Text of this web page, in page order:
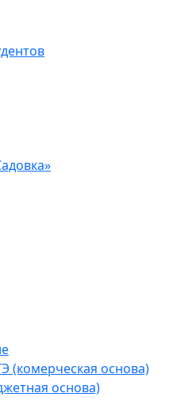
(комерческая основа)
основа)